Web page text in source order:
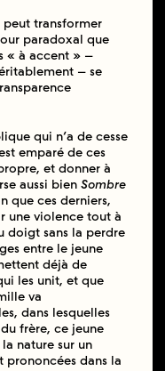
peut transformer
paradoxal que
« à accent » –
– se
qui n’a de cesse
emparé de ces
et donner à
aussi bien Sombre
que ces derniers,
une violence tout à
doigt sans la perdre
entre le jeune
déjà de
les unit, et que
va
dans lesquelles
frère, ce jeune
nature sur un
dans la